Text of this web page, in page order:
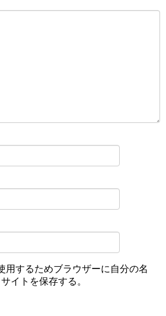
用するためブラウザーに自分の名
イトを保存する。